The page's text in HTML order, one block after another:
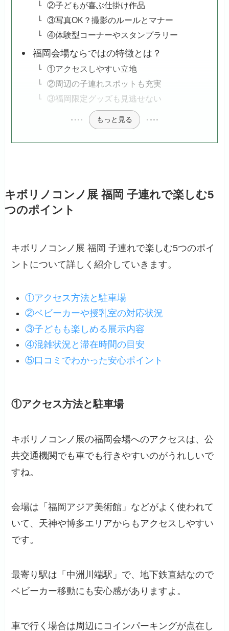
②子どもが喜ぶ仕掛け作品
③写真OK？撮影のルールとマナー
④体験型コーナーやスタンプラリー
福岡会場ならではの特徴とは？
①アクセスしやすい立地
②周辺の子連れスポットも充実
③福岡限定グッズも見逃せない
もっと見る
キボリノコンノ展 福岡 子連れで楽しむ5
つのポイント
キボリノコンノ展 福岡 子連れで楽しむ5つのポイ
ントについて詳しく紹介していきます。
①アクセス方法と駐車場
②ベビーカーや授乳室の対応状況
③子どもも楽しめる展示内容
④混雑状況と滞在時間の目安
⑤口コミでわかった安心ポイント
①アクセス方法と駐車場
キボリノコンノ展の福岡会場へのアクセスは、公
共交通機関でも車でも行きやすいのがうれしいで
すね。
会場は「福岡アジア美術館」などがよく使われて
いて、天神や博多エリアからもアクセスしやすい
です。
最寄り駅は「中洲川端駅」で、地下鉄直結なので
ベビーカー移動にも安心感がありますよ。
車で行く場合は周辺にコインパーキングが点在し